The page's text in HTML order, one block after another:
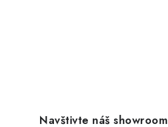
Navštivte náš showroom